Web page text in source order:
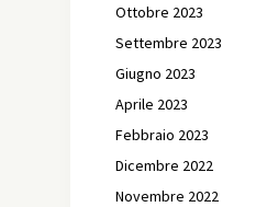
Ottobre 2023
Settembre 2023
Giugno 2023
Aprile 2023
Febbraio 2023
Dicembre 2022
Novembre 2022